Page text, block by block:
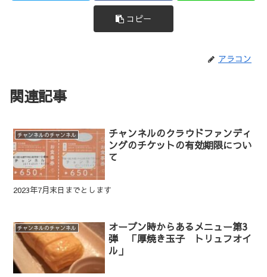
コピー
アラコン
関連記事
チャンネルのチャンネル
チャンネルのクラウドファンディ
ングのチケットの有効期限につい
て
2023年7月末日までとします
チャンネルのチャンネル
オープン時からあるメニュー第3
弾 「厚焼き玉子 トリュフオイ
ル」